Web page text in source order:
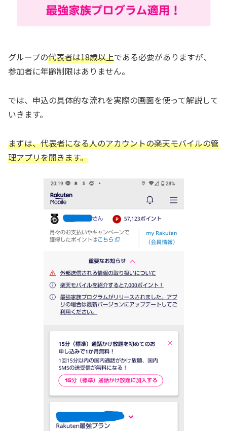
グループの代表者は18歳以上である必要がありますが、
参加者に年齢制限はありません。
では、申込の具体的な流れを実際の画面を使って解説して
いきます。
まずは、代表者になる人のアカウントの楽天モバイルの管
理アプリを開きます。